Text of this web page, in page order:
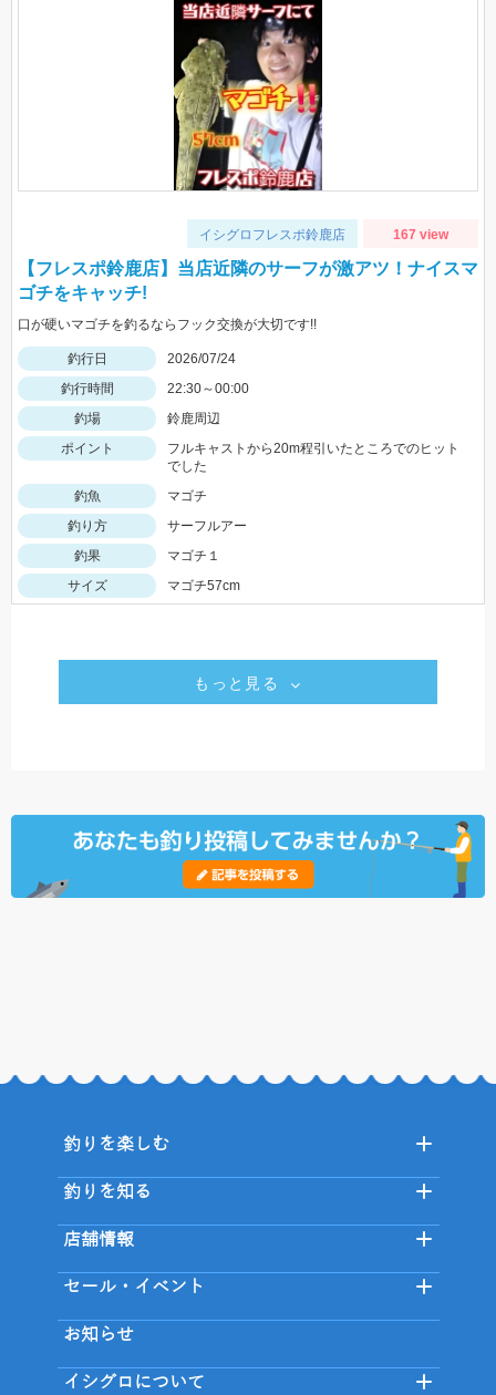
イシグロフレスポ鈴鹿店 167 view
【フレスポ鈴鹿店】当店近隣のサーフが激アツ！ナイスマ
ゴチをキャッチ!
口が硬いマゴチを釣るならフック交換が大切です!!
釣行日
2026/07/24
釣行時間
22:30～00:00
釣場
鈴鹿周辺
ポイント
フルキャストから20m程引いたところでのヒット
でした
釣魚
マゴチ
釣り方
サーフルアー
釣果
マゴチ１
サイズ
マゴチ57cm
もっと見る
釣りを楽しむ
釣りを知る
店舗情報
セール・イベント
お知らせ
イシグロについて